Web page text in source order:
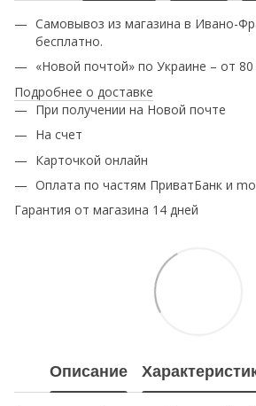
Самовывоз из магазина в Ивано-
бесплатно.
«Новой почтой» по Украине – от 80
Подробнее о доставке
При получении на Новой почте
На счет
Карточкой онлайн
Оплата по частям ПриватБанк и
Гарантия от магазина 14 дней
Описание